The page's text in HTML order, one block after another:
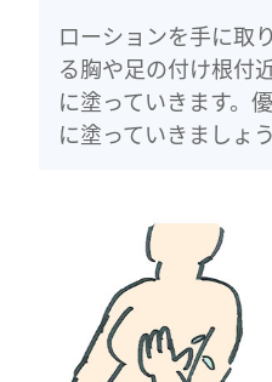
ローションを手に取
る胸や足の付け根付
に塗っていきます。
に塗っていきましょう